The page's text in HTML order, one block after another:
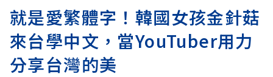
就是愛繁體字！韓國女孩金針菇
來台學中文，當YouTuber用力
分享台灣的美